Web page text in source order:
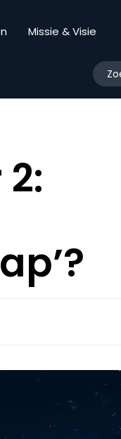
Missie & Visie